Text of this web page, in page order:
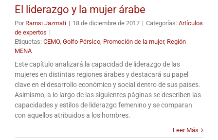
El liderazgo y la mujer árabe
Por Ramsi Jazmati | 18 de diciembre de 2017 | Categorías: Artículos
de expertos |
Etiquetas: CEMO, Golfo Pérsico, Promoción de la mujer, Región
MENA
Este capítulo analizará la capacidad de liderazgo de las
mujeres en distintas regiones árabes y destacará su papel
clave en el desarrollo económico y social dentro de sus países.
Asimismo, a lo largo de las siguientes páginas se describen las
capacidades y estilos de liderazgo femenino y se comparan
con aquellos atribuidos a los hombres.
Leer Más